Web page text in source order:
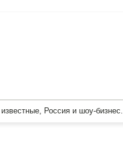
Россия и шоу-бизнес.